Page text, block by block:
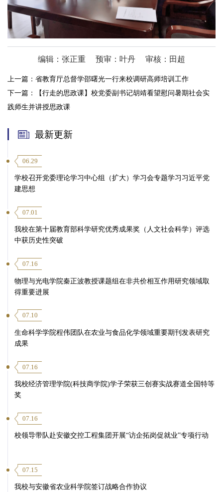
编辑：张正重 预审：叶丹 审核：田超
上一篇： 省教育厅总督学邵曙光一行来校调研高师培训工作
下一篇：
【行走的思政课】校党委副书记胡靖看望慰问暑期社会实
践师生并讲授思政课
最新更新
06.29
学校召开党委理论学习中心组（扩大）学习会专题学习习近平党
建思想
07.01
我校在第十届教育部科学研究优秀成果奖（人文社会科学）评选
中获历史性突破
07.16
物理与光电学院秦正波教授课题组在非共价相互作用研究领域取
得重要进展
07.10
生命科学学院程伟团队在农业与食品化学领域重要期刊发表研究
成果
07.16
我校经济管理学院(科技商学院)学子荣获三创赛实战赛道全国特等
奖
07.16
校领导带队赴安徽交控工程集团开展“访企拓岗促就业”专项行动
07.15
我校与安徽省农业科学院签订战略合作协议